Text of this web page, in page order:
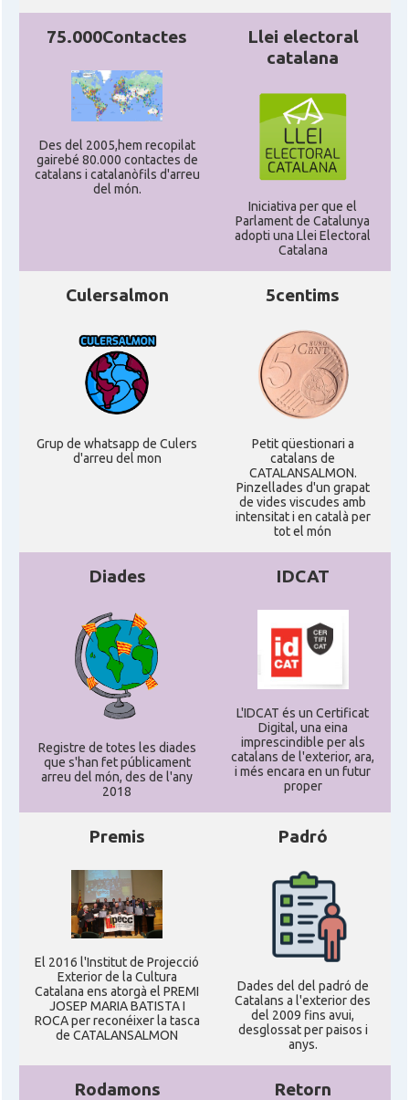
Consolat Consolat general a San Francisco
Consolat general a Washington
Ambaixada
Ambaixada espanyola a Estats Units
* + ambaixades i consolats
75.000Contactes
Des del 2005,hem recopilat
gairebé 80.000 contactes de
catalans i catalanòfils d'arreu
del món.
Llei electoral
catalana
Iniciativa per que el
Parlament de Catalunya
adopti una Llei Electoral
Catalana
Culersalmon
Grup de whatsapp de Culers
d'arreu del mon
5centims
Petit qüestionari a
catalans de
CATALANSALMON.
Pinzellades d'un grapat
de vides viscudes amb
intensitat i en català per
tot el món
Diades
Registre de totes les diades
que s'han fet públicament
arreu del món, des de l'any
2018
IDCAT
L'IDCAT és un Certificat
Digital, una eina
imprescindible per als
catalans de l'exterior, ara,
i més encara en un futur
proper
Premis
El 2016 l'Institut de Projecció
Exterior de la Cultura
Catalana ens atorgà el PREMI
JOSEP MARIA BATISTA I
ROCA per reconéixer la tasca
de CATALANSALMON
Padró
Dades del del padró de
Catalans a l'exterior des
del 2009 fins avui,
desglossat per paisos i
anys.
Rodamons Retorn